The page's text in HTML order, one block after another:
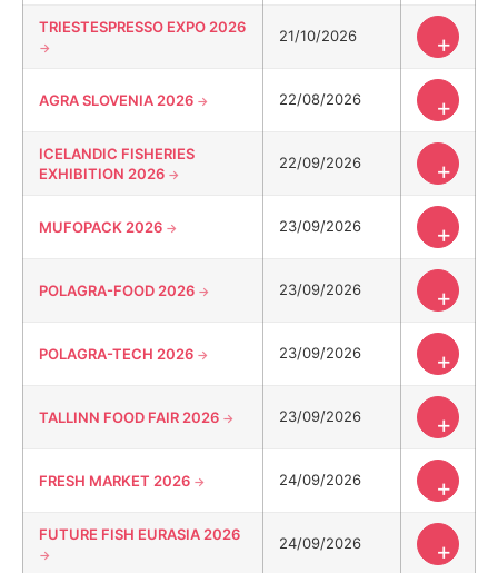
TRIESTESPRESSO EXPO 2026 21/10/2026 +
AGRA SLOVENIA 2026 22/08/2026 +
ICELANDIC FISHERIES
EXHIBITION 2026
22/09/2026 +
MUFOPACK 2026 23/09/2026 +
POLAGRA-FOOD 2026 23/09/2026 +
POLAGRA-TECH 2026 23/09/2026 +
TALLINN FOOD FAIR 2026 23/09/2026 +
FRESH MARKET 2026 24/09/2026 +
FUTURE FISH EURASIA 2026 24/09/2026 +